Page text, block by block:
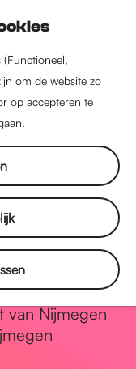
(Functioneel,
om de website zo
op accepteren te
West
West
van
tijdlijn
Penning
van Nijmegen